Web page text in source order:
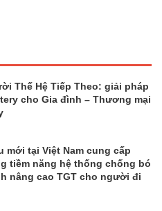
Thế Hệ Tiếp Theo: giải pháp
cho Gia đình – Thương mại
mới tại Việt Nam cung cấp
tiềm năng hệ thống chống bó
nâng cao TGT cho người đi